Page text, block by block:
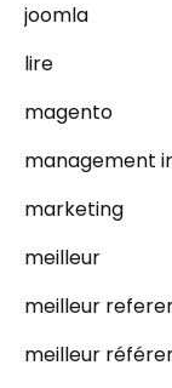
joomla
lire
magento
management
marketing
meilleur
meilleur
meilleur